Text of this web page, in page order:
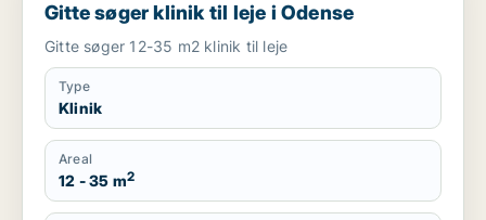
Gitte søger klinik til leje i Odense
Gitte søger 12-35 m2 klinik til leje
Type
Klinik
Areal
12 - 35 m2